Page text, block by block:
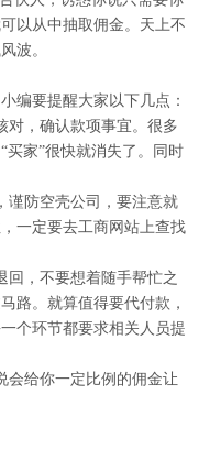
以从中抽取佣金。天上不
波。
编要提醒大家以下几点：
对，确认款项事宜。很多
买家”很快就消失了。同时
谨防空壳公司，要注意就
一定要去工商网站上查找
回，不要想着随手帮忙之
路。就算值得要代付款，
个环节都要求相关人员提
会给你一定比例的佣金让